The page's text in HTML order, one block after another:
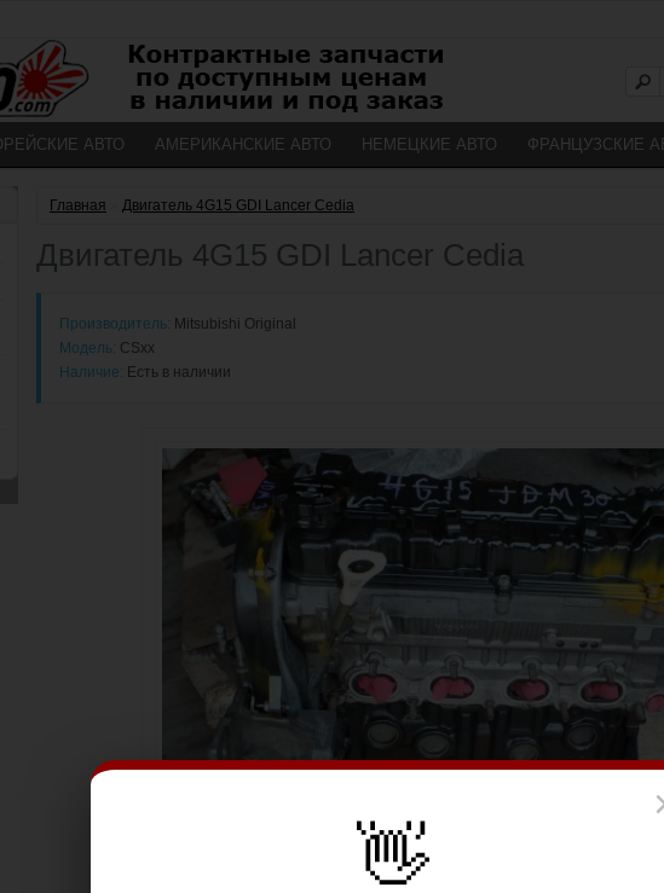
АВТО АМЕРИКАНСКИЕ АВТО НЕМЕЦКИЕ АВТО ФРАНЦУЗСКИЕ
👋
Главная Двигатель 4G15 GDI Lancer Cedia
Двигатель 4G15 GDI Lancer Cedia
Производитель: Mitsubishi Original
Модель: CSxx
Наличие: Есть в наличии